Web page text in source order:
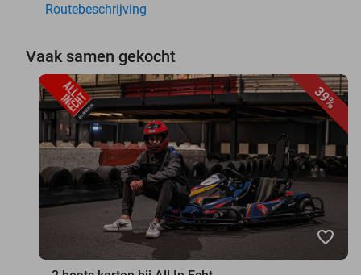
Routebeschrijving
Vaak samen gekocht
39%
favorite_border